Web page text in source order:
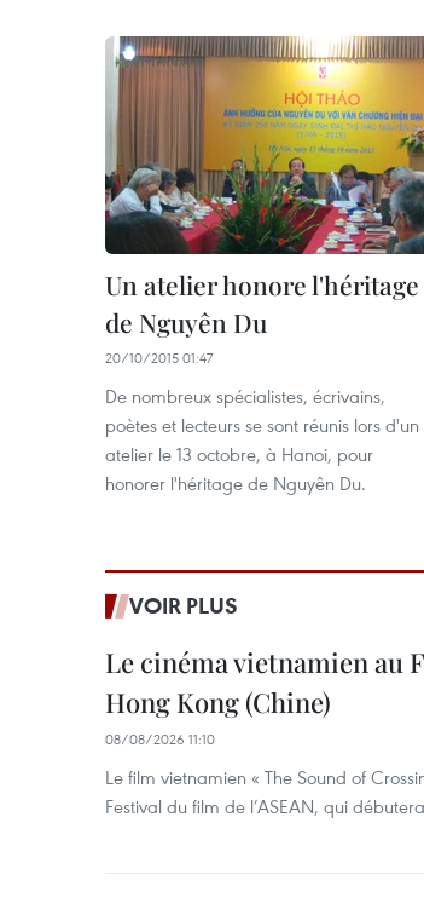
Un atelier honore l'héritage
de Nguyên Du
20/10/2015 01:47
De nombreux spécialistes, écrivains,
poètes et lecteurs se sont réunis lors d'un
atelier le 13 octobre, à Hanoi, pour
honorer l'héritage de Nguyên Du.
VOIR PLUS
Le cinéma vietnamien au
Hong Kong (Chine)
08/08/2026 11:10
Le film vietnamien « The Sound of
Festival du film de l’ASEAN, qui